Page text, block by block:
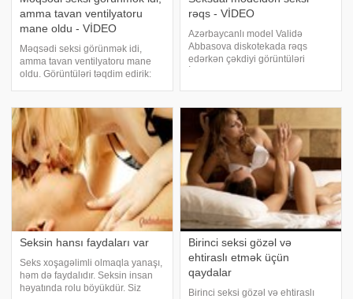
amma tavan ventilyatoru
mane oldu - VİDEO
Məqsədi seksi görünmək idi,
amma tavan ventilyatoru mane
oldu. Görüntüləri təqdim edirik:
rəqs - VİDEO
Azərbaycanlı model Validə
Abbasova diskotekada rəqs
edərkən çəkdiyi görüntüləri
Dostlarımla Bakıda" şərhini yazıb.
Qey
Seksin hansı faydaları var
Seks xoşagəlimli olmaqla yanaşı,
həm də faydalıdır. Seksin insan
həyatında rolu böyükdür. Siz
Birinci seksi gözəl və
ehtiraslı etmək üçün
qaydalar
Birinci seksi gözəl və ehtiraslı